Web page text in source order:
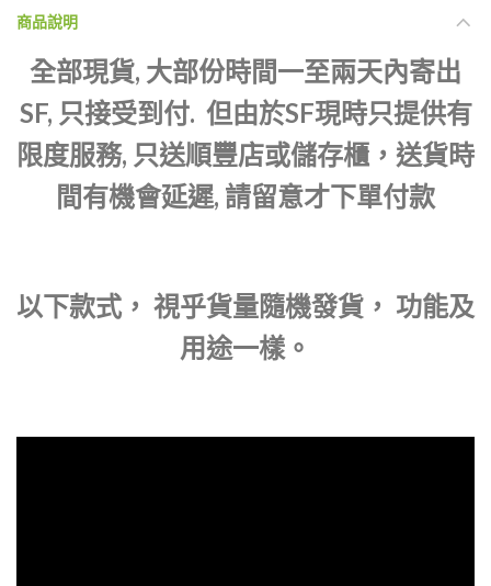
商品說明
全部現貨, 大部份時間一至兩天內寄出
SF, 只接受到付. 但由於SF現時只提供有
限度服務, 只送順豐店或儲存櫃，送貨時
間有機會延遲, 請留意才下單付款
以下款式， 視乎貨量隨機發貨， 功能及
用途一樣。